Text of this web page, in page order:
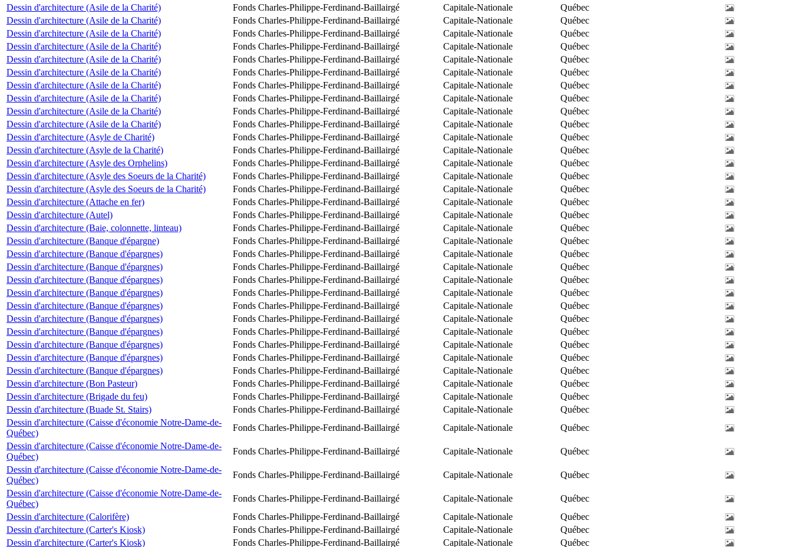
Dessin d'architecture (Asile de la Charité)
Fonds Charles-Philippe-Ferdinand-Baillairgé Capitale-Nationale
Québec
Dessin d'architecture (Asile de la Charité)
Fonds Charles-Philippe-Ferdinand-Baillairgé Capitale-Nationale
Québec
Dessin d'architecture (Asile de la Charité)
Fonds Charles-Philippe-Ferdinand-Baillairgé Capitale-Nationale
Québec
Dessin d'architecture (Asile de la Charité)
Fonds Charles-Philippe-Ferdinand-Baillairgé Capitale-Nationale
Québec
Dessin d'architecture (Asile de la Charité)
Fonds Charles-Philippe-Ferdinand-Baillairgé Capitale-Nationale
Québec
Dessin d'architecture (Asile de la Charité)
Fonds Charles-Philippe-Ferdinand-Baillairgé Capitale-Nationale
Québec
Dessin d'architecture (Asile de la Charité)
Fonds Charles-Philippe-Ferdinand-Baillairgé Capitale-Nationale
Québec
Dessin d'architecture (Asile de la Charité)
Fonds Charles-Philippe-Ferdinand-Baillairgé Capitale-Nationale
Québec
Dessin d'architecture (Asile de la Charité)
Fonds Charles-Philippe-Ferdinand-Baillairgé Capitale-Nationale
Québec
Dessin d'architecture (Asile de la Charité)
Fonds Charles-Philippe-Ferdinand-Baillairgé Capitale-Nationale
Québec
Dessin d'architecture (Asyle de Charité)
Fonds Charles-Philippe-Ferdinand-Baillairgé Capitale-Nationale
Québec
Dessin d'architecture (Asyle de la Charité)
Fonds Charles-Philippe-Ferdinand-Baillairgé Capitale-Nationale
Québec
Dessin d'architecture (Asyle des Orphelins)
Fonds Charles-Philippe-Ferdinand-Baillairgé Capitale-Nationale
Québec
Dessin d'architecture (Asyle des Soeurs de la Charité)
Fonds Charles-Philippe-Ferdinand-Baillairgé Capitale-Nationale
Québec
Dessin d'architecture (Asyle des Soeurs de la Charité)
Fonds Charles-Philippe-Ferdinand-Baillairgé Capitale-Nationale
Québec
Dessin d'architecture (Attache en fer)
Fonds Charles-Philippe-Ferdinand-Baillairgé Capitale-Nationale
Québec
Dessin d'architecture (Autel)
Fonds Charles-Philippe-Ferdinand-Baillairgé Capitale-Nationale
Québec
Dessin d'architecture (Baie, colonnette, linteau)
Fonds Charles-Philippe-Ferdinand-Baillairgé Capitale-Nationale
Québec
Dessin d'architecture (Banque d'épargne)
Fonds Charles-Philippe-Ferdinand-Baillairgé Capitale-Nationale
Québec
Dessin d'architecture (Banque d'épargnes)
Fonds Charles-Philippe-Ferdinand-Baillairgé Capitale-Nationale
Québec
Dessin d'architecture (Banque d'épargnes)
Fonds Charles-Philippe-Ferdinand-Baillairgé Capitale-Nationale
Québec
Dessin d'architecture (Banque d'épargnes)
Fonds Charles-Philippe-Ferdinand-Baillairgé Capitale-Nationale
Québec
Dessin d'architecture (Banque d'épargnes)
Fonds Charles-Philippe-Ferdinand-Baillairgé Capitale-Nationale
Québec
Dessin d'architecture (Banque d'épargnes)
Fonds Charles-Philippe-Ferdinand-Baillairgé Capitale-Nationale
Québec
Dessin d'architecture (Banque d'épargnes)
Fonds Charles-Philippe-Ferdinand-Baillairgé Capitale-Nationale
Québec
Dessin d'architecture (Banque d'épargnes)
Fonds Charles-Philippe-Ferdinand-Baillairgé Capitale-Nationale
Québec
Dessin d'architecture (Banque d'épargnes)
Fonds Charles-Philippe-Ferdinand-Baillairgé Capitale-Nationale
Québec
Dessin d'architecture (Banque d'épargnes)
Fonds Charles-Philippe-Ferdinand-Baillairgé Capitale-Nationale
Québec
Dessin d'architecture (Banque d'épargnes)
Fonds Charles-Philippe-Ferdinand-Baillairgé Capitale-Nationale
Québec
Dessin d'architecture (Bon Pasteur)
Fonds Charles-Philippe-Ferdinand-Baillairgé Capitale-Nationale
Québec
Dessin d'architecture (Brigade du feu)
Fonds Charles-Philippe-Ferdinand-Baillairgé Capitale-Nationale
Québec
Dessin d'architecture (Buade St. Stairs)
Fonds Charles-Philippe-Ferdinand-Baillairgé Capitale-Nationale
Québec
Dessin d'architecture (Caisse d'économie Notre-Dame-de-
Québec)
Fonds Charles-Philippe-Ferdinand-Baillairgé Capitale-Nationale
Québec
Dessin d'architecture (Caisse d'économie Notre-Dame-de-
Québec)
Fonds Charles-Philippe-Ferdinand-Baillairgé Capitale-Nationale
Québec
Dessin d'architecture (Caisse d'économie Notre-Dame-de-
Québec)
Fonds Charles-Philippe-Ferdinand-Baillairgé Capitale-Nationale
Québec
Dessin d'architecture (Caisse d'économie Notre-Dame-de-
Québec)
Fonds Charles-Philippe-Ferdinand-Baillairgé Capitale-Nationale
Québec
Dessin d'architecture (Calorifère)
Fonds Charles-Philippe-Ferdinand-Baillairgé Capitale-Nationale
Québec
Dessin d'architecture (Carter's Kiosk)
Fonds Charles-Philippe-Ferdinand-Baillairgé Capitale-Nationale
Québec
Dessin d'architecture (Carter's Kiosk)
Fonds Charles-Philippe-Ferdinand-Baillairgé Capitale-Nationale Québec